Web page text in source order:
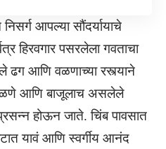
निसर्ग आपल्या सौंदर्यायाचे
हिरवगार पसरलेला गवताचा
ढग आणि वळणाच्या रस्त्याने
वळणे आणि बाजूलाच असलेले
होऊन जाते. चिंब पावसात
यावं आणि स्वर्गीय आनंद